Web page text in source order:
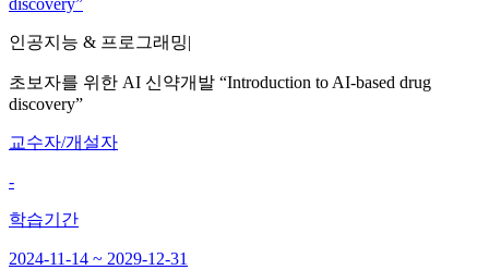
인공지능 & 프로그래밍|
초보자를 위한 AI 신약개발 “Introduction to AI-based drug
discovery”
교수자/개설자
-
학습기간
2024-11-14 ~ 2029-12-31